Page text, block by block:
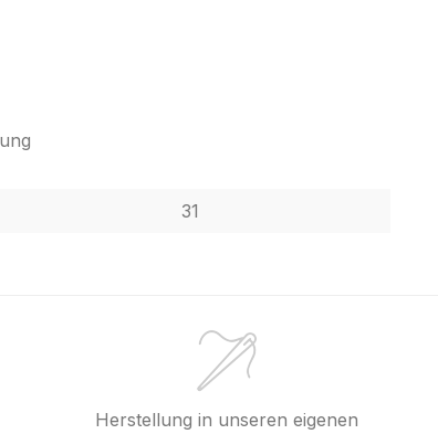
31
Herstellung in unseren eigenen